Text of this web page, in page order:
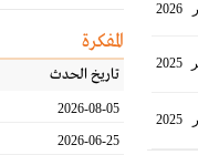
2026
2025
2025
المفكرة
تاريخ الحدث
2026-08-05
2026-06-25